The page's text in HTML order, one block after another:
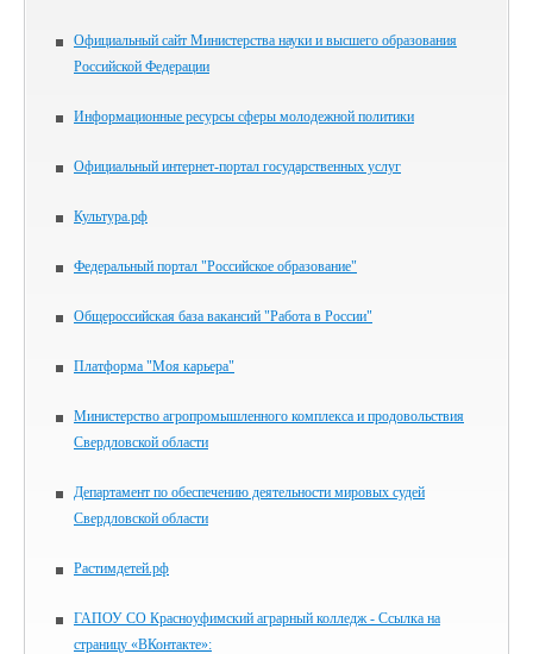
Официальный сайт Министерства науки и высшего образования
Российской Федерации
Информационные ресурсы сферы молодежной политики
Официальный интернет-портал государственных услуг
Культура.рф
Федеральный портал "Российское образование"
Общероссийская база вакансий "Работа в России"
Платформа "Моя карьера"
Министерство агропромышленного комплекса и продовольствия
Свердловской области
Департамент по обеспечению деятельности мировых судей
Свердловской области
Растимдетей.рф
ГАПОУ СО Красноуфимский аграрный колледж - Ссылка на
страницу «ВКонтакте»: